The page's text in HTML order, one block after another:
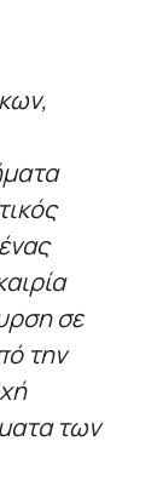
σε
την
των